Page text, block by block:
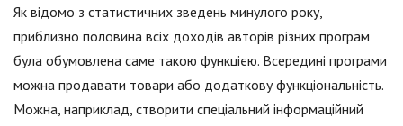
Як відомо з статистичних зведень минулого року,
приблизно половина всіх доходів авторів різних програм
була обумовлена саме такою функцією. Всередині програми
можна продавати товари або додаткову функціональність.
Можна, наприклад, створити спеціальний інформаційний